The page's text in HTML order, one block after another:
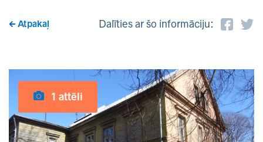
Atpakaļ Dalīties ar šo informāciju:
1 attēli